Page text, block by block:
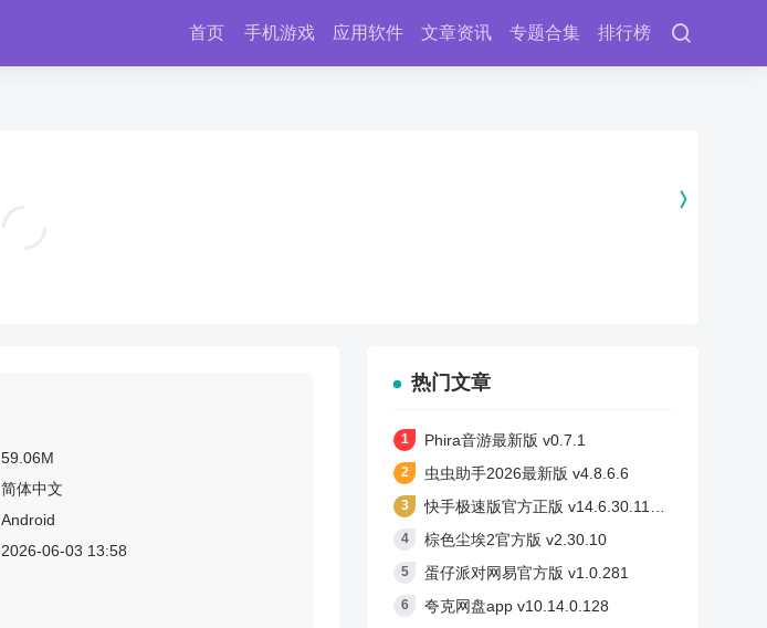
首页 手机游戏 应用软件 文章资讯 专题合集 排行榜
59.06M
简体中文
Android
2026-06-03 13:58
热门文章
Phira音游最新版 v0.7.1
虫虫助手2026最新版 v4.8.6.6
快手极速版官方正版 v14.6.30.11710
棕色尘埃2官方版 v2.30.10
蛋仔派对网易官方版 v1.0.281
夸克网盘app v10.14.0.128